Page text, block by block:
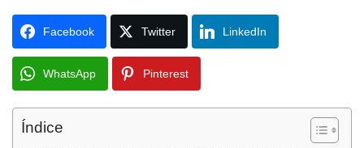
Facebook Twitter LinkedIn
WhatsApp Pinterest
Índice